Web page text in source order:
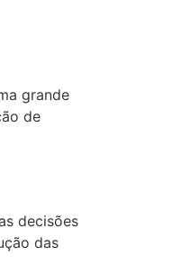
grande
de
decisões
das